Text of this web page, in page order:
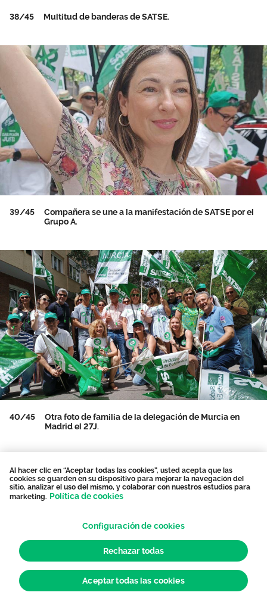
38/45 Multitud de banderas de SATSE.
39/45
Compañera se une a la manifestación de SATSE por el
Grupo A.
40/45
Otra foto de familia de la delegación de Murcia en
Madrid el 27J.
Al hacer clic en “Aceptar todas las cookies”, usted acepta que las
cookies se guarden en su dispositivo para mejorar la navegación del
sitio, analizar el uso del mismo, y colaborar con nuestros estudios para
marketing. Política de cookies
Configuración de cookies
Rechazar todas
Aceptar todas las cookies